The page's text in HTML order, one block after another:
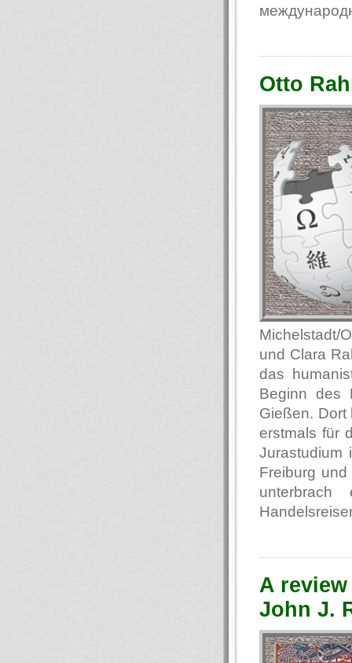
Otto
Michelstadt/
und Clara
das
Beginn des
Gießen. Dort
erstmals für
Jurastudium
Freiburg
A
John J.